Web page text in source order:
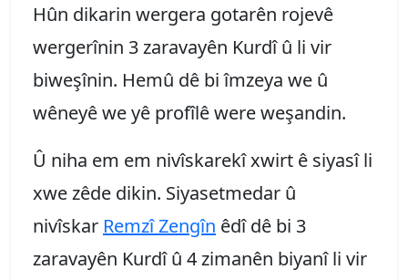
Hûn dikarin wergera gotarên rojevê
wergerînin 3 zaravayên Kurdî û li vir
biweşînin. Hemû dê bi îmzeya we û
wêneyê we yê profîlê were weşandin.
Û niha em em nivîskarekî xwirt ê siyasî li
xwe zêde dikin. Siyasetmedar û
nivîskar Remzî Zengîn êdî dê bi 3
zaravayên Kurdî û 4 zimanên biyanî li vir